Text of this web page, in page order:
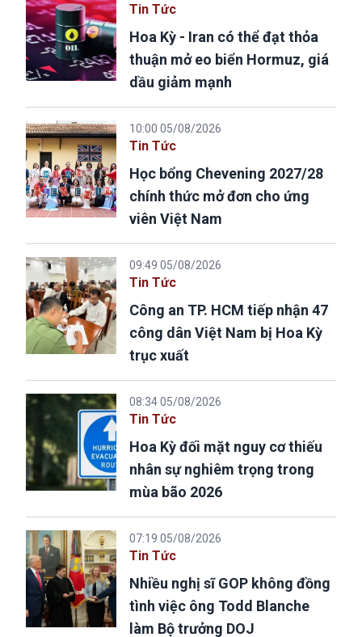
Tin Tức
Hoa Kỳ - Iran có thể đạt thỏa
thuận mở eo biển Hormuz, giá
dầu giảm mạnh
10:00 05/08/2026
Tin Tức
Học bổng Chevening 2027/28
chính thức mở đơn cho ứng
viên Việt Nam
09:49 05/08/2026
Tin Tức
Công an TP. HCM tiếp nhận 47
công dân Việt Nam bị Hoa Kỳ
trục xuất
08:34 05/08/2026
Tin Tức
Hoa Kỳ đối mặt nguy cơ thiếu
nhân sự nghiêm trọng trong
mùa bão 2026
07:19 05/08/2026
Tin Tức
Nhiều nghị sĩ GOP không đồng
tình việc ông Todd Blanche
làm Bộ trưởng DOJ